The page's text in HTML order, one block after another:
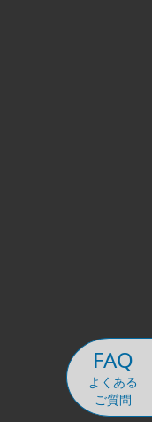
FAQ
よくある
ご質問